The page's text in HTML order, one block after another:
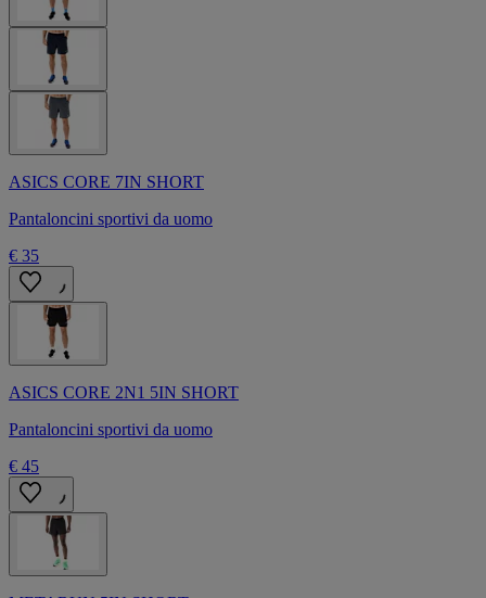
ASICS CORE 7IN SHORT
Pantaloncini sportivi da uomo
€ 35
ASICS CORE 2N1 5IN SHORT
Pantaloncini sportivi da uomo
€ 45